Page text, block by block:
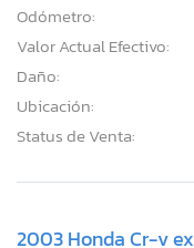
Odómetro:
Valor Actual Efectivo:
Daño:
Ubicación:
Status de Venta:
2003 Honda Cr-v ex